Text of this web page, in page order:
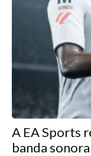
A EA Sports
banda